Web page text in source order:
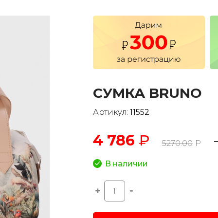
СУМКА BRUNO
Артикул: 11552
4 786 ₽ 5270.00 Р
В наличии